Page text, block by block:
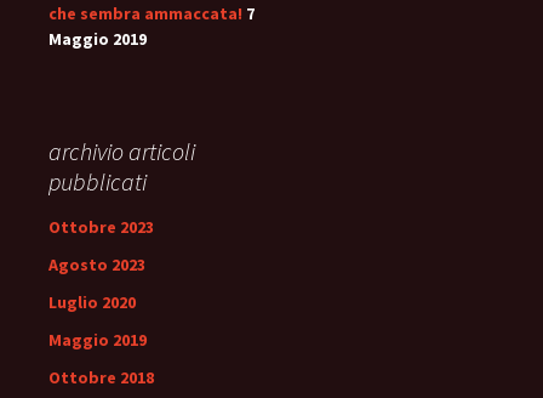
che sembra ammaccata! 7
Maggio 2019
archivio articoli
pubblicati
Ottobre 2023
Agosto 2023
Luglio 2020
Maggio 2019
Ottobre 2018